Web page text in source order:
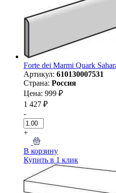
Forte dei Marmi Quark
Артикул: 610130007531
Страна: Россия
Цена: 999 ₽
1 427 ₽
-
+
В корзину
Купить в 1 клик